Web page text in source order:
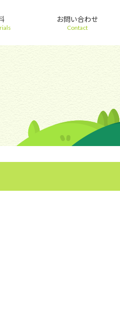
お問い合わせ
Contact